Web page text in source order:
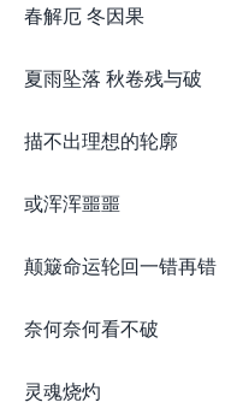
春解厄 冬因果
夏雨坠落 秋卷残与破
描不出理想的轮廓
或浑浑噩噩
颠簸命运轮回一错再错
奈何奈何看不破
灵魂烧灼